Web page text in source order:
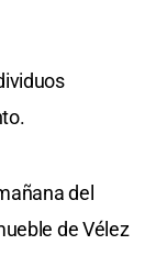
del
de Vélez